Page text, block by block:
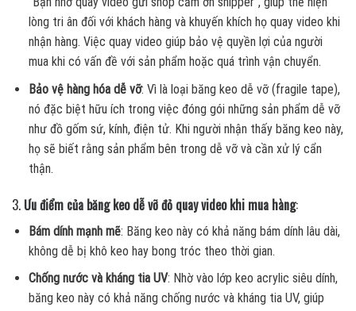
lòng tri ân đối với khách hàng và khuyến khích họ quay video khi
nhận hàng. Việc quay video giúp bảo vệ quyền lợi của người
mua khi có vấn đề với sản phẩm hoặc quá trình vận chuyển.
Bảo vệ hàng hóa dễ vỡ: Vì là loại băng keo dễ vỡ (fragile tape),
nó đặc biệt hữu ích trong việc đóng gói những sản phẩm dễ vỡ
như đồ gốm sứ, kính, điện tử. Khi người nhận thấy băng keo này,
họ sẽ biết rằng sản phẩm bên trong dễ vỡ và cần xử lý cẩn
thận.
3. Ưu điểm của băng keo dễ vỡ đỏ quay video khi mua hàng:
Bám dính mạnh mẽ: Băng keo này có khả năng bám dính lâu dài,
không dễ bị khô keo hay bong tróc theo thời gian.
Chống nước và kháng tia UV: Nhờ vào lớp keo acrylic siêu dính,
băng keo này có khả năng chống nước và kháng tia UV, giúp